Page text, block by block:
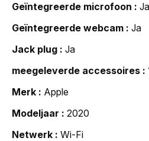
Geïntegreerde microfoon
Ja
Geïntegreerde webcam
Ja
Jack plug
Ja
meegeleverde accessoires
Merk
Apple
Modeljaar
2020
Netwerk
Wi-Fi